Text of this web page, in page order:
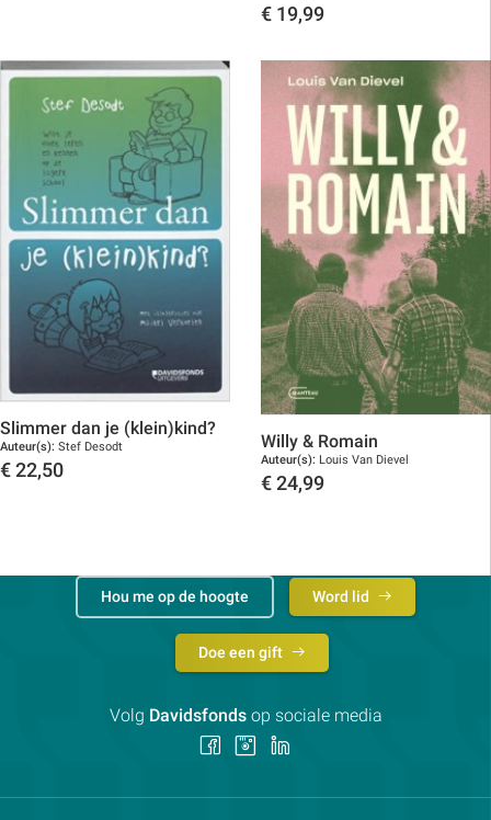
€ 19,99
Slimmer dan je (klein)kind?
Auteur(s): Stef Desodt
€ 22,50
Willy & Romain
Auteur(s): Louis Van Dievel
€ 24,99
Hou me op de hoogte Word lid
Doe een gift
Volg Davidsfondsop sociale media
Volg Volg